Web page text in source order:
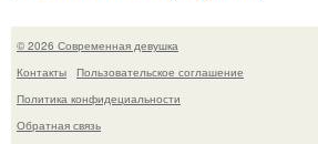
© 2026 Современная девушка
Контакты
Пользовательское соглашение
Политика конфидециальности
Обратная связь